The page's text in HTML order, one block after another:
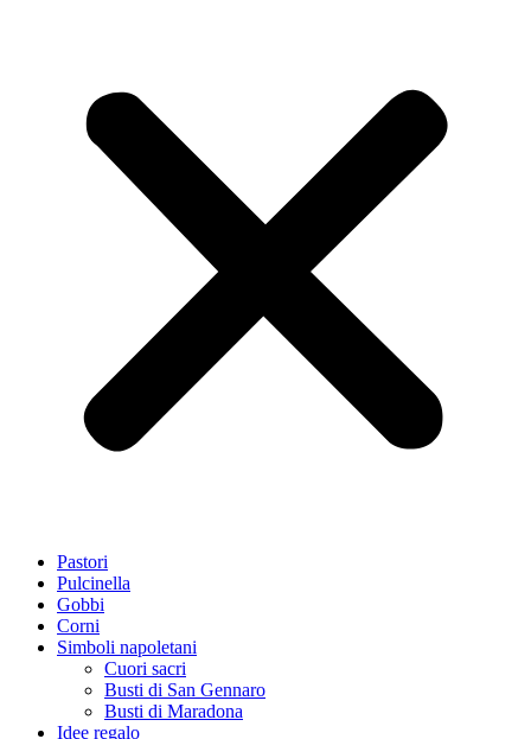
Pastori
Pulcinella
Gobbi
Corni
Simboli napoletani
Cuori sacri
Busti di San Gennaro
Busti di Maradona
Idee regalo